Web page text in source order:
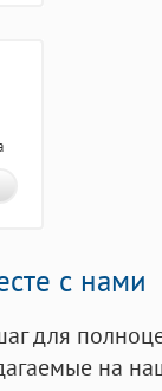
с нами
для
на